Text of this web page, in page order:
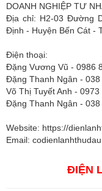
DOANH NGHIỆP TƯ
Địa chỉ: H2-03 Đường
Định - Huyện Bến Cát -
Điện thoại:
Đặng Vương Vũ - 0986
Đặng Thanh Ngân - 038
Võ Thị Tuyết Anh -
Đặng Thanh Ngân -
Website: https://
Email:
ĐIỆN